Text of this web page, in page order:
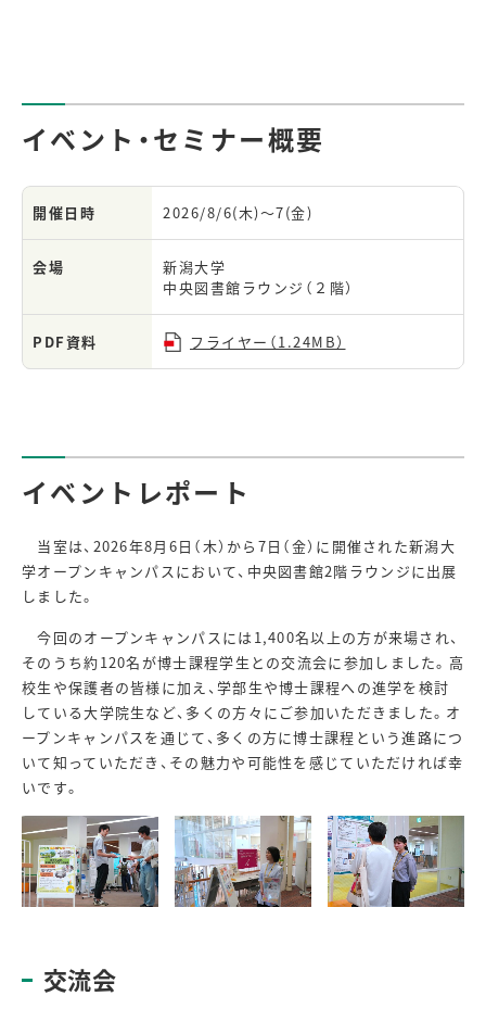
イベント・セミナー概要
開催日時 2026/8/6(木)～7(金)
会場
新潟大学
中央図書館ラウンジ（２階）
PDF資料 フライヤー（1.24MB）
イベントレポート
当室は、 2026年8月 6日（木）から 7日（金）に開催された新潟大
学オープンキャンパスにおいて、中央図書館2階ラウンジに出展
しました。
今回のオープンキャンパスには1,400名以上の方が来場され、
そのうち約120名が博士課程学生との交流会に参加しました。高
校生や保護者の皆様に加え、学部生や博士課程への進学を検討
している大学院生など、多くの方々にご参加いただきました。オ
ープンキャンパスを通じて、多くの方に博士課程という進路につ
いて知っていただき、その魅力や可能性を感じていただければ幸
いです。
交流会